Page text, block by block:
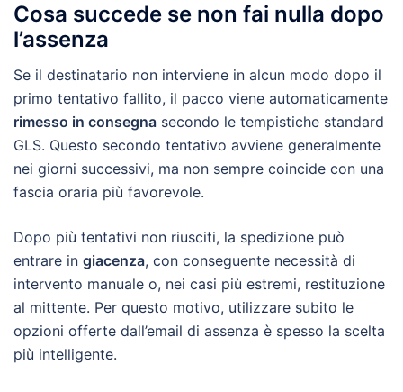
Cosa succede se non fai nulla dopo
l’assenza
Se il destinatario non interviene in alcun modo dopo il
primo tentativo fallito, il pacco viene automaticamente
rimesso in consegna secondo le tempistiche standard
GLS. Questo secondo tentativo avviene generalmente
nei giorni successivi, ma non sempre coincide con una
fascia oraria più favorevole.
Dopo più tentativi non riusciti, la spedizione può
entrare in giacenza, con conseguente necessità di
intervento manuale o, nei casi più estremi, restituzione
al mittente. Per questo motivo, utilizzare subito le
opzioni offerte dall’email di assenza è spesso la scelta
più intelligente.